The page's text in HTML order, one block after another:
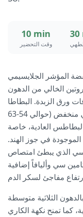
10 min
وقت التحضير
30
المؤشر الجلايسيمي
الخالي من الدهون
ورق الزبدة. البطاطا
الحلوة، رغم اسمها، لها مؤشر جلايسيمي منخفض (حوالي 54-63
العادية، خاصة
الموجودة في جوز الهند.
الذي يبطئ امتصاص
سي وأليافاً إضافية
الثلاثية متوسطة
كما تمنح نكهة الكاري